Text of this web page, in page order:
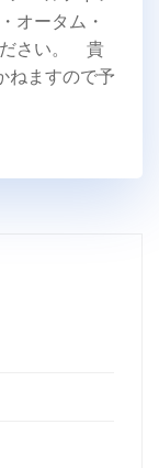
オータム・
ださい。 貴
ねますので予